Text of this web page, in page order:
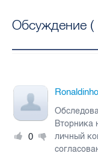
Обсуждение (
0
Вторника
личный